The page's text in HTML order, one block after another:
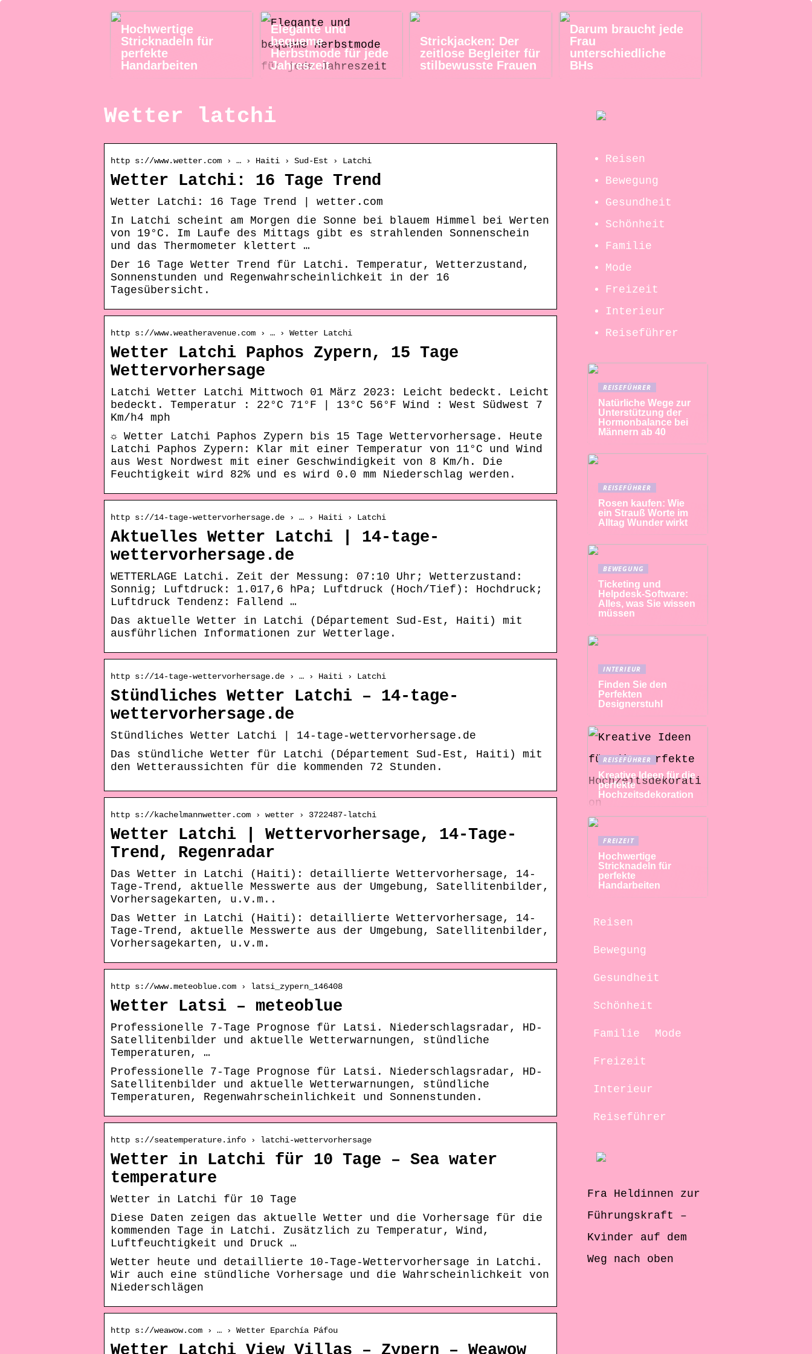
Hochwertige
Stricknadeln für
perfekte
Handarbeiten
Elegante und
bequeme
Herbstmode für jede
Jahreszeit
Strickjacken: Der
zeitlose Begleiter für
stilbewusste Frauen
Darum braucht jede
Frau
unterschiedliche
BHs
Wetter latchi
http s://www.wetter.com › … › Haiti › Sud-Est › Latchi
Wetter Latchi: 16 Tage Trend
Wetter Latchi: 16 Tage Trend | wetter.com
In Latchi scheint am Morgen die Sonne bei blauem Himmel bei Werten
von 19°C. Im Laufe des Mittags gibt es strahlenden Sonnenschein
und das Thermometer klettert …
Der 16 Tage Wetter Trend für Latchi. Temperatur, Wetterzustand,
Sonnenstunden und Regenwahrscheinlichkeit in der 16
Tagesübersicht.
http s://www.weatheravenue.com › … › Wetter Latchi
Wetter Latchi Paphos Zypern, 15 Tage
Wettervorhersage
Latchi Wetter Latchi Mittwoch 01 März 2023: Leicht bedeckt. Leicht
bedeckt. Temperatur : 22°C 71°F | 13°C 56°F Wind : West Südwest 7
Km/h4 mph
☼ Wetter Latchi Paphos Zypern bis 15 Tage Wettervorhersage. Heute
Latchi Paphos Zypern: Klar mit einer Temperatur von 11°C und Wind
aus West Nordwest mit einer Geschwindigkeit von 8 Km/h. Die
Feuchtigkeit wird 82% und es wird 0.0 mm Niederschlag werden.
http s://14-tage-wettervorhersage.de › … › Haiti › Latchi
Aktuelles Wetter Latchi | 14-tage-
wettervorhersage.de
WETTERLAGE Latchi. Zeit der Messung: 07:10 Uhr; Wetterzustand:
Sonnig; Luftdruck: 1.017,6 hPa; Luftdruck (Hoch/Tief): Hochdruck;
Luftdruck Tendenz: Fallend …
Das aktuelle Wetter in Latchi (Département Sud-Est, Haiti) mit
ausführlichen Informationen zur Wetterlage.
http s://14-tage-wettervorhersage.de › … › Haiti › Latchi
Stündliches Wetter Latchi – 14-tage-
wettervorhersage.de
Stündliches Wetter Latchi | 14-tage-wettervorhersage.de
Das stündliche Wetter für Latchi (Département Sud-Est, Haiti) mit
den Wetteraussichten für die kommenden 72 Stunden.
http s://kachelmannwetter.com › wetter › 3722487-latchi
Wetter Latchi | Wettervorhersage, 14-Tage-
Trend, Regenradar
Das Wetter in Latchi (Haiti): detaillierte Wettervorhersage, 14-
Tage-Trend, aktuelle Messwerte aus der Umgebung, Satellitenbilder,
Vorhersagekarten, u.v.m..
Das Wetter in Latchi (Haiti): detaillierte Wettervorhersage, 14-
Tage-Trend, aktuelle Messwerte aus der Umgebung, Satellitenbilder,
Vorhersagekarten, u.v.m.
http s://www.meteoblue.com › latsi_zypern_146408
Wetter Latsi – meteoblue
Professionelle 7-Tage Prognose für Latsi. Niederschlagsradar, HD-
Satellitenbilder und aktuelle Wetterwarnungen, stündliche
Temperaturen, …
Professionelle 7-Tage Prognose für Latsi. Niederschlagsradar, HD-
Satellitenbilder und aktuelle Wetterwarnungen, stündliche
Temperaturen, Regenwahrscheinlichkeit und Sonnenstunden.
http s://seatemperature.info › latchi-wettervorhersage
Wetter in Latchi für 10 Tage – Sea water
temperature
Wetter in Latchi für 10 Tage
Diese Daten zeigen das aktuelle Wetter und die Vorhersage für die
kommenden Tage in Latchi. Zusätzlich zu Temperatur, Wind,
Luftfeuchtigkeit und Druck …
Wetter heute und detaillierte 10-Tage-Wettervorhersage in Latchi.
Wir auch eine stündliche Vorhersage und die Wahrscheinlichkeit von
Niederschlägen
http s://weawow.com › … › Wetter Eparchía Páfou
Reisen
Bewegung
Gesundheit
Schönheit
Familie
Mode
Freizeit
Interieur
Reiseführer
REISEFÜHRER
Natürliche Wege zur
Unterstützung der
Hormonbalance bei
Männern ab 40
REISEFÜHRER
Rosen kaufen: Wie
ein Strauß Worte im
Alltag Wunder wirkt
BEWEGUNG
Ticketing und
Helpdesk-Software:
Alles, was Sie wissen
müssen
INTERIEUR
Finden Sie den
Perfekten
Designerstuhl
REISEFÜHRER
Kreative Ideen für die
perfekte
Hochzeitsdekoration
FREIZEIT
Hochwertige
Stricknadeln für
perfekte
Handarbeiten
Reisen
Bewegung
Gesundheit
Schönheit
Familie Mode
Freizeit
Interieur
Reiseführer
Fra Heldinnen zur
Führungskraft –
Kvinder auf dem
Weg nach oben